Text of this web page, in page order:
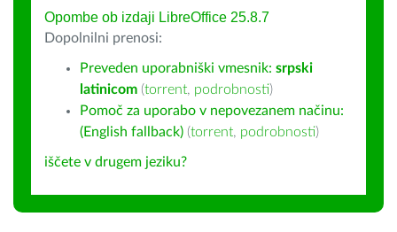
Opombe ob izdaji LibreOffice 25.8.7
Dopolnilni prenosi:
Preveden uporabniški vmesnik: srpski
latinicom (torrent, podrobnosti)
Pomoč za uporabo v nepovezanem načinu:
(English fallback) (torrent, podrobnosti)
iščete v drugem jeziku?